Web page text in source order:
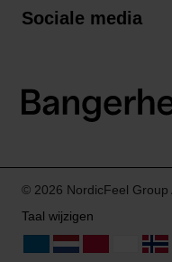
Algemene voorwaarden
Sociale media
LinkedIn
© 2026 NordicFeel Group
Taal wijzigen